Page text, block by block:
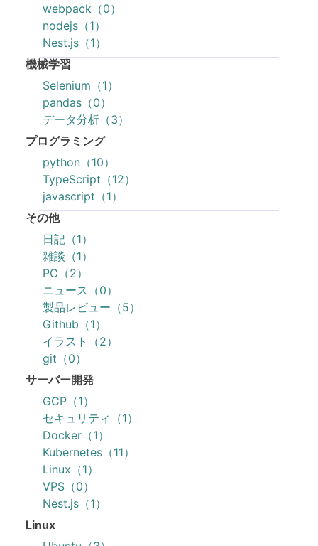
webpack（0）
nodejs（1）
Nest.js（1）
機械学習
Selenium（1）
pandas（0）
データ分析（3）
プログラミング
python（10）
TypeScript（12）
javascript（1）
その他
日記（1）
雑談（1）
PC（2）
ニュース（0）
製品レビュー（5）
Github（1）
イラスト（2）
git（0）
サーバー開発
GCP（1）
セキュリティ（1）
Docker（1）
Kubernetes（11）
Linux（1）
VPS（0）
Nest.js（1）
Linux